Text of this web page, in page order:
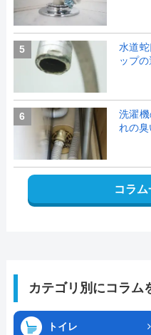
5
水道
ップ
6
洗濯
れの
コラ
カテゴリ別にコラム
トイレ